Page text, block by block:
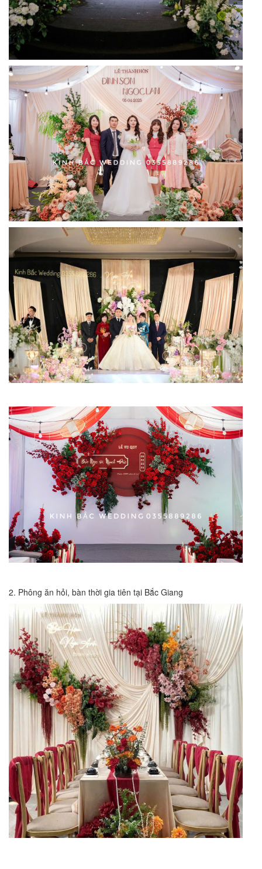
2. Phông ăn hỏi, bàn thời gia tiên tại Bắc Giang